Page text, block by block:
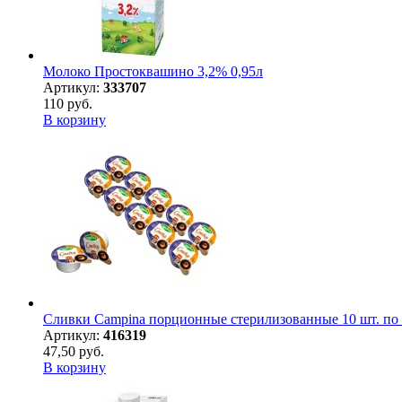
Молоко Простоквашино 3,2% 0,95л
Артикул: 333707
110 руб.
В корзину
Сливки Campina порционные стерилизованные 10 шт. по
Артикул: 416319
47,50 руб.
В корзину